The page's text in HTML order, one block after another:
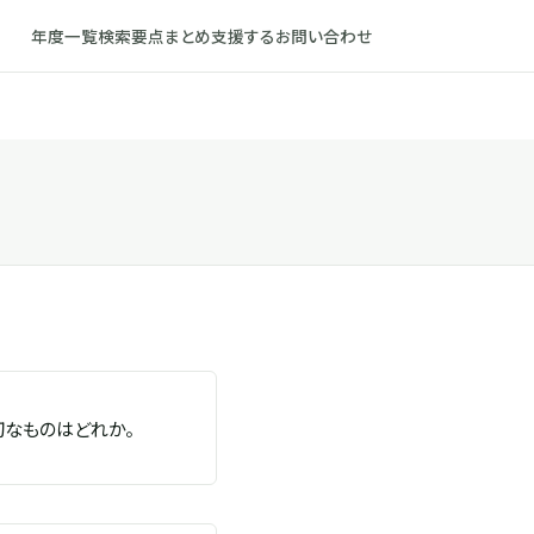
年度一覧検索要点まとめ支援するお問い合わせ
ものはどれか。